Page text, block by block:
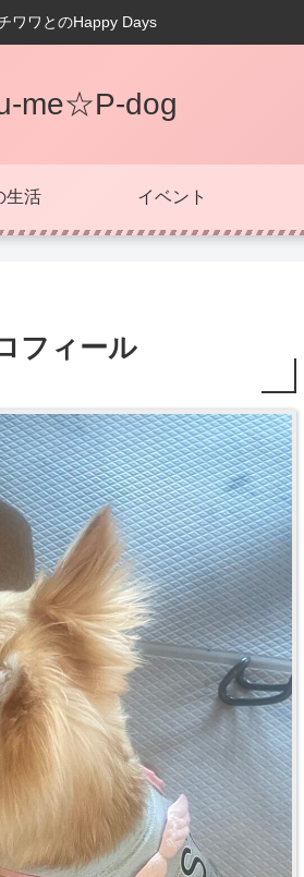
ワワとのHappy Days
me☆P-dog
生活 イベント
フィール